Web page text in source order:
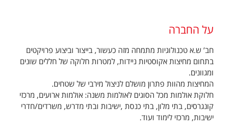
על החברה
חב’ ש.א טכנולוגיות מתמחה מזה כעשור, בייצור וביצוע פרויקטים
בתחום מחיצות אקוסטיות ניידות, למטרות חלוקה של חללים שונים
ומגוונים.
המחיצות מהוות פתרון מושלם לניצול מירבי של שטחים.
חלוקת אולמות מכל הסוגים לאולמות משנה: אולמות ארועים, מרכזי
קונגרסים, בתי מלון, בתי כנסת ,ישיבות ובתי מדרש, משרדים/חדרי
ישיבות, מרכזי לימוד ועוד.